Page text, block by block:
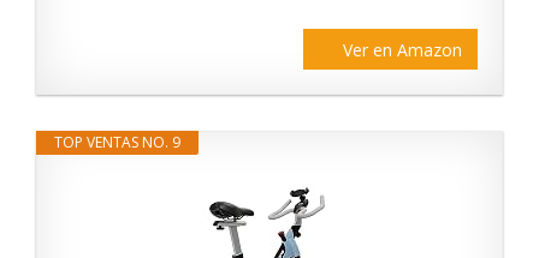
Ver en Amazon
TOP VENTAS NO. 9